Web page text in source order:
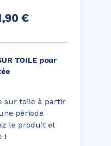
sur toile à partir
période
le produit et
!
TOILE pour
€